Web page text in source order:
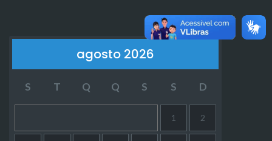
agosto 2026
S T Q Q S S D
1 2